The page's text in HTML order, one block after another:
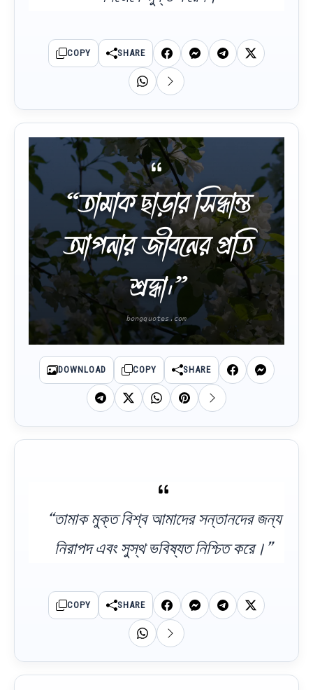
COPY SHARE
“তামাক ছাড়ার সিদ্ধান্ত
আপনার জীবনের প্রতি
শ্রদ্ধা।”
DOWNLOAD COPY SHARE
“তামাক মুক্ত বিশ্ব আমাদের সন্তানদের জন্য
নিরাপদ এবং সুস্থ ভবিষ্যত নিশ্চিত করে।”
COPY SHARE